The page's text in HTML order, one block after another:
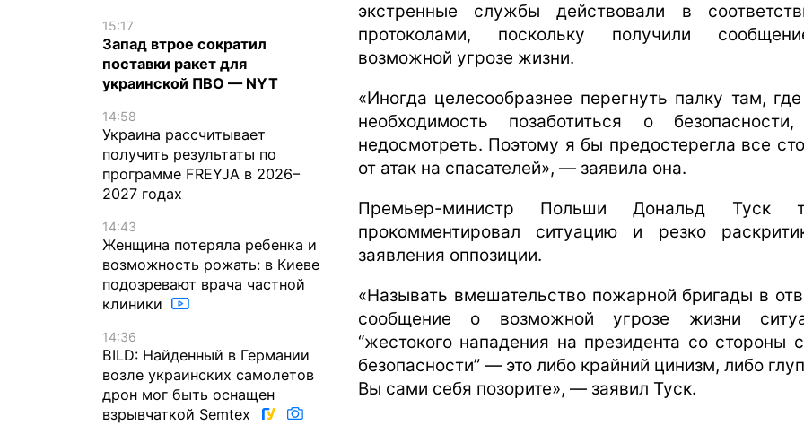
экстренные службы действовали в
протоколами, поскольку получили
возможной угрозе жизни.
«Иногда целесообразнее перегнуть палку там,
необходимость позаботиться о
недосмотреть. Поэтому я бы предостерегла все
от атак на спасателей», — заявила она.
Премьер-министр Польши Дональд Туск
прокомментировал ситуацию и резко
заявления оппозиции.
«Называть вмешательство пожарной бригады в
сообщение о возможной угрозе жизни
“жестокого нападения на президента со стороны
безопасности” — это либо крайний цинизм, либо
Вы сами себя позорите», — заявил Туск.
15:17
Запад втрое сократил
поставки ракет для
украинской ПВО — NYT
14:58
Украина рассчитывает
получить результаты по
программе FREYJA в 2026–
2027 годах
14:43
Женщина потеряла ребенка и
возможность рожать: в Киеве
подозревают врача частной
клиники
14:36
BILD: Найденный в Германии
возле украинских самолетов
дрон мог быть оснащен
взрывчаткой Semtex